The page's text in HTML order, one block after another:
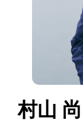
村山 尚